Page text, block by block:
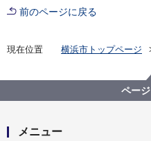
前のページに戻る
現在位置 横浜市トップページ
【申請受付終了】横
対策支援金（令和７
害児通所支援・障害
ペー
メニュー